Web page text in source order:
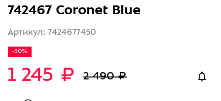
742467 Coronet Blue
Артикул: 7424677450
-50%
1 245 ₽ 2 490 ₽